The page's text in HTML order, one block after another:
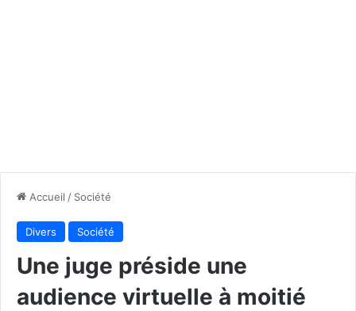
Accueil / Société
Divers Société
Une juge préside une
audience virtuelle à moitié